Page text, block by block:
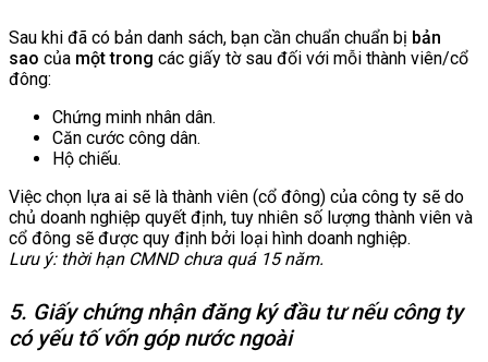
Sau khi đã có bản danh sách, bạn cần chuẩn chuẩn bị bản
sao của một trong các giấy tờ sau đối với mỗi thành viên/cổ
đông:
Chứng minh nhân dân.
Căn cước công dân.
Hộ chiếu.
Việc chọn lựa ai sẽ là thành viên (cổ đông) của công ty sẽ do
chủ doanh nghiệp quyết định, tuy nhiên số lượng thành viên và
cổ đông sẽ được quy định bởi loại hình doanh nghiệp.
Lưu ý: thời hạn CMND chưa quá 15 năm.
5. Giấy chứng nhận đăng ký đầu tư nếu công ty
có yếu tố vốn góp nước ngoài